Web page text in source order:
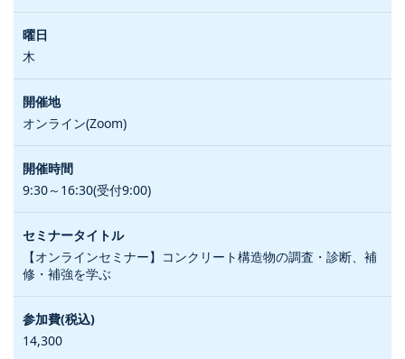
木
オンライン(Zoom)
9:30～16:30(受付9:00)
【オンラインセミナー】コンクリート構造物の調査・診断、補
修・補強を学ぶ
14,300